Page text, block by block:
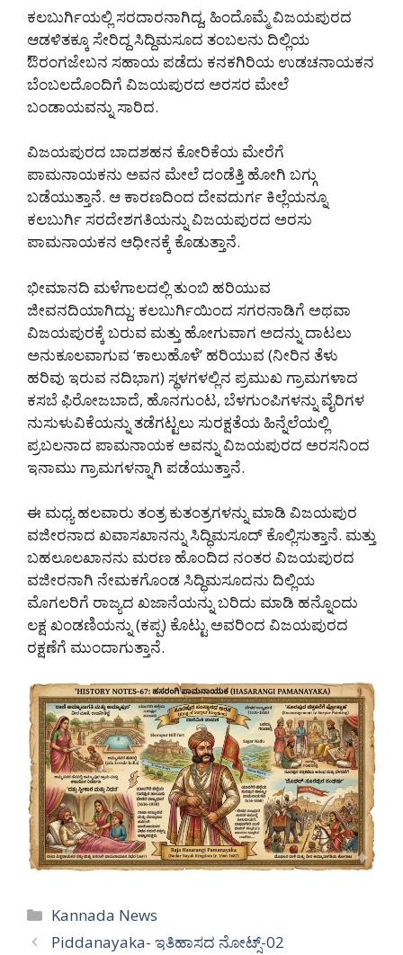
ಕಲಬುರ್ಗಿಯಲ್ಲಿ ಸರದಾರನಾಗಿದ್ದ, ಹಿಂದೊಮ್ಮೆ ವಿಜಯಪುರದ
ಆಡಳಿತಕ್ಕೂ ಸೇರಿದ್ದ ಸಿದ್ದಿಮಸೂದ ತಂಬಲನು ದಿಲ್ಲಿಯ
ಔರಂಗಜೇಬನ ಸಹಾಯ ಪಡೆದು ಕನಕಗಿರಿಯ ಉಡಚನಾಯಕನ
ಬೆಂಬಲದೊಂದಿಗೆ ವಿಜಯಪುರದ ಅರಸರ ಮೇಲೆ
ಬಂಡಾಯವನ್ನು ಸಾರಿದ.
ವಿಜಯಪುರದ ಬಾದಶಹನ ಕೋರಿಕೆಯ ಮೇರೆಗೆ
ಪಾಮನಾಯಕನು ಅವನ ಮೇಲೆ ದಂಡೆತ್ತಿ ಹೋಗಿ ಬಗ್ಗು
ಬಡೆಯುತ್ತಾನೆ. ಆ ಕಾರಣದಿಂದ ದೇವದುರ್ಗ ಕಿಲ್ಲೆಯನ್ನೂ
ಕಲಬುರ್ಗಿ ಸರದೇಶಗತಿಯನ್ನು ವಿಜಯಪುರದ ಅರಸು
ಪಾಮನಾಯಕನ ಆಧೀನಕ್ಕೆ ಕೊಡುತ್ತಾನೆ.
ಭೀಮಾನದಿ ಮಳೆಗಾಲದಲ್ಲಿ ತುಂಬಿ ಹರಿಯುವ
ಜೀವನದಿಯಾಗಿದ್ದು; ಕಲಬುರ್ಗಿಯಿಂದ ಸಗರನಾಡಿಗೆ ಅಥವಾ
ವಿಜಯಪುರಕ್ಕೆ ಬರುವ ಮತ್ತು ಹೋಗುವಾಗ ಅದನ್ನು ದಾಟಲು
ಅನುಕೂಲವಾಗುವ ‘ಕಾಲುಹೊಳೆ’ ಹರಿಯುವ (ನೀರಿನ ತೆಳು
ಹರಿವು ಇರುವ ನದಿಭಾಗ) ಸ್ಥಳಗಳಲ್ಲಿನ ಪ್ರಮುಖ ಗ್ರಾಮಗಳಾದ
ಕಸಬೆ ಫಿರೋಜಬಾದೆ, ಹೊನಗುಂಟ, ಬೆಳಗುಂಪಿಗಳನ್ನು ವೈರಿಗಳ
ನುಸುಳುವಿಕೆಯನ್ನು ತಡೆಗಟ್ಟಲು ಸುರಕ್ಷತೆಯ ಹಿನ್ನೆಲೆಯಲ್ಲಿ
ಪ್ರಬಲನಾದ ಪಾಮನಾಯಕ ಅವನ್ನು ವಿಜಯಪುರದ ಅರಸನಿಂದ
ಇನಾಮು ಗ್ರಾಮಗಳನ್ನಾಗಿ ಪಡೆಯುತ್ತಾನೆ.
ಈ ಮಧ್ಯ ಹಲವಾರು ತಂತ್ರ ಕುತಂತ್ರಗಳನ್ನು ಮಾಡಿ ವಿಜಯಪುರ
ವಜೀರನಾದ ಖವಾಸಖಾನನ್ನು ಸಿದ್ಧಿಮಸೂದ್ ಕೊಲ್ಲಿಸುತ್ತಾನೆ. ಮತ್ತು
ಬಹಲೂಲಖಾನನು ಮರಣ ಹೊಂದಿದ ನಂತರ ವಿಜಯಪುರದ
ವಜೀರನಾಗಿ ನೇಮಕಗೊಂಡ ಸಿದ್ಧಿಮಸೂದನು ದಿಲ್ಲಿಯ
ಮೊಗಲರಿಗೆ ರಾಜ್ಯದ ಖಜಾನೆಯನ್ನು ಬರಿದು ಮಾಡಿ ಹನ್ನೊಂದು
ಲಕ್ಷ ಖಂಡಣಿಯನ್ನು (ಕಪ್ಪ) ಕೊಟ್ಟು ಅವರಿಂದ ವಿಜಯಪುರದ
ರಕ್ಷಣೆಗೆ ಮುಂದಾಗುತ್ತಾನೆ.
Categories
Kannada News
Piddanayaka- ಇತಿಹಾಸದ ನೋಟ್ಸ್-02